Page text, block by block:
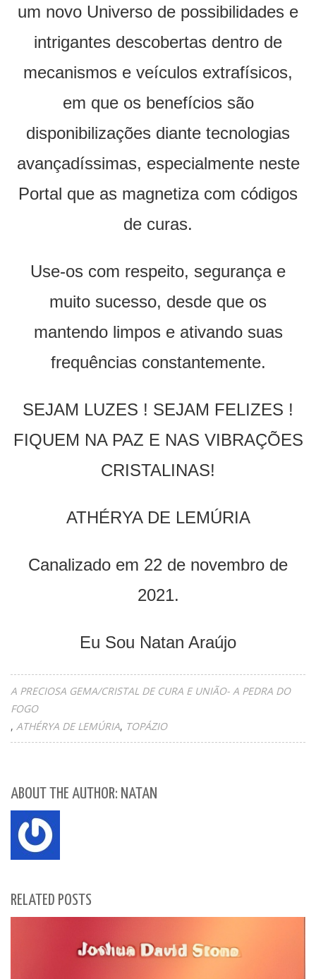
um novo Universo de possibilidades e
intrigantes descobertas dentro de
mecanismos e veículos extrafísicos,
em que os benefícios são
disponibilizações diante tecnologias
avançadíssimas, especialmente neste
Portal que as magnetiza com códigos
de curas.
Use-os com respeito, segurança e
muito sucesso, desde que os
mantendo limpos e ativando suas
frequências constantemente.
SEJAM LUZES ! SEJAM FELIZES !
FIQUEM NA PAZ E NAS VIBRAÇÕES
CRISTALINAS!
ATHÉRYA DE LEMÚRIA
Canalizado em 22 de novembro de
2021.
Eu Sou Natan Araújo
A PRECIOSA GEMA/CRISTAL DE CURA E UNIÃO- A PEDRA DO
FOGO
ATHÉRYA DE LEMÚRIA TOPÁZIO
ABOUT THE AUTHOR: NATAN
RELATED POSTS